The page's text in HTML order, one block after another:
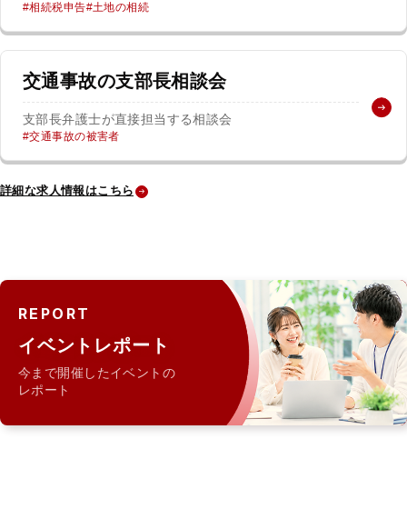
相続税申告 土地の相続
交通事故の支部長相談会
支部長弁護士が直接担当する相談会
交通事故の被害者
詳細な求人情報はこちら
REPORT
イベントレポート
今まで開催したイベントの
レポート